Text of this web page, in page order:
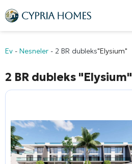
Ev - Nesneler - 2 BR dubleks"Elysium"
2 BR dubleks "Elysium"